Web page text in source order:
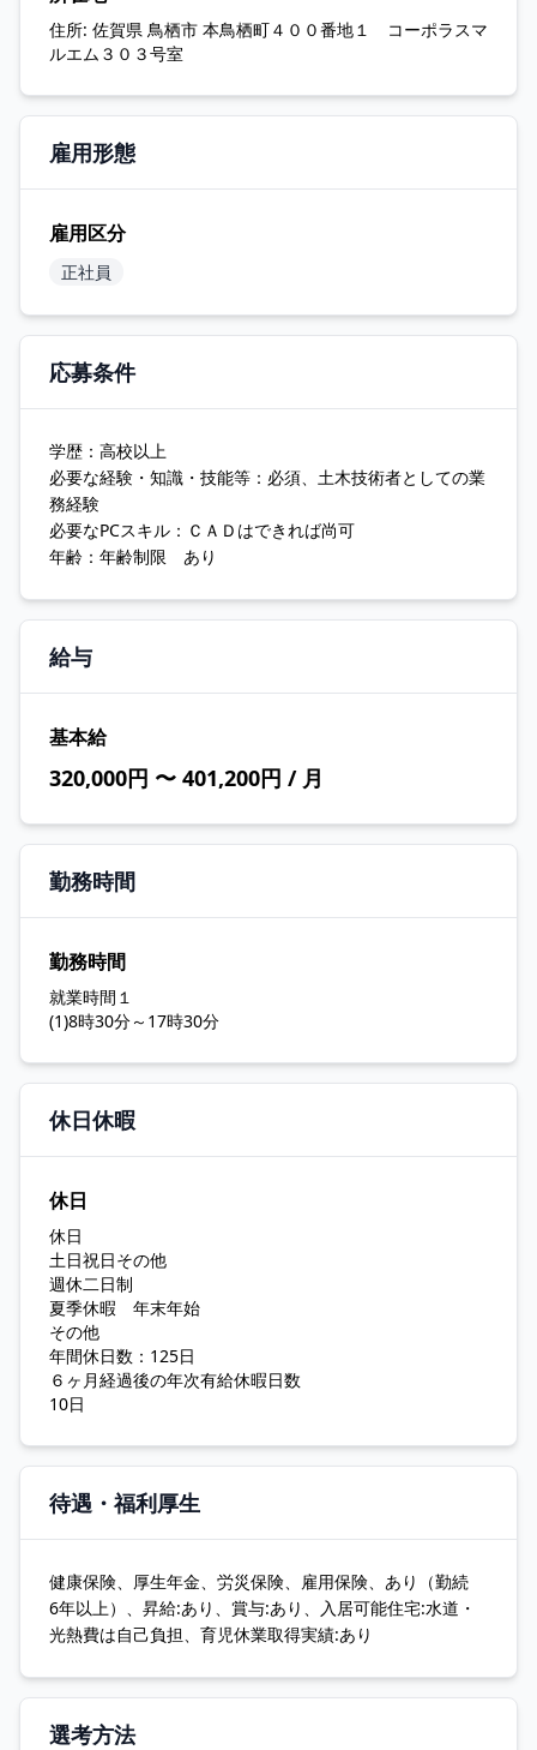
住所: 佐賀県 鳥栖市 本鳥栖町４００番地１ コーポラスマ
ルエム３０３号室
雇用形態
雇用区分
正社員
応募条件
学歴：高校以上
必要な経験・知識・技能等：必須、土木技術者としての業
務経験
必要なPCスキル：ＣＡＤはできれば尚可
年齢：年齢制限 あり
給与
基本給
320,000円 〜 401,200円 / 月
勤務時間
勤務時間
就業時間１
(1)8時30分～17時30分
休日休暇
休日
休日
土日祝日その他
週休二日制
夏季休暇 年末年始
その他
年間休日数：125日
６ヶ月経過後の年次有給休暇日数
10日
待遇・福利厚生
健康保険、厚生年金、労災保険、雇用保険、あり（勤続
6年以上）、昇給:あり、賞与:あり、入居可能住宅:水道・
光熱費は自己負担、育児休業取得実績:あり
選考方法